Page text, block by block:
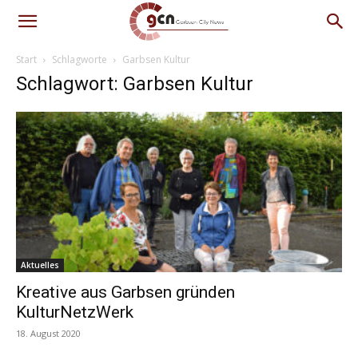
Start Schlagworte Garbsen Kultur
Schlagwort: Garbsen Kultur
Aktuelles
Kreative aus Garbsen gründen
KulturNetzWerk
18. August 2020